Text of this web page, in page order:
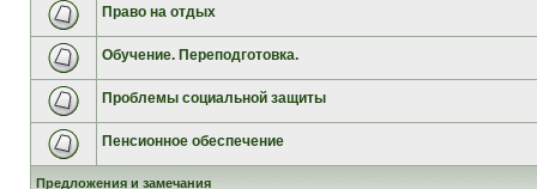
Право на отдых
Обучение. Переподготовка.
Проблемы социальной защиты
Пенсионное обеспечение
Предложения и замечания